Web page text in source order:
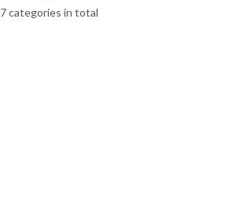
7 categories in total